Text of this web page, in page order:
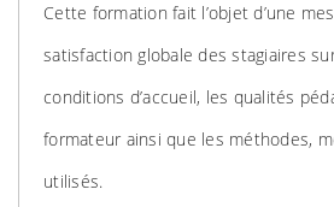
Cette formation fait l’objet d’une
satisfaction globale des stagiaires
conditions d’accueil, les qualités
formateur ainsi que les méthodes,
utilisés.